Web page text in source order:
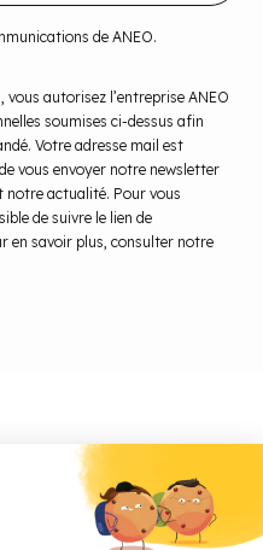
de ANEO.
vous autorisez l’entreprise ANEO
soumises ci-dessus afin
Votre adresse mail est
vous envoyer notre newsletter
notre actualité. Pour vous
de suivre le lien de
en savoir plus, consulter notre